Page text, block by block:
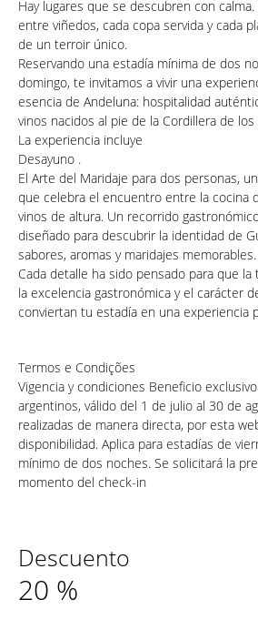
Hay lugares que se descubren con
entre viñedos, cada copa servida y cada
de un terroir único.
Reservando una estadía mínima de dos
domingo, te invitamos a vivir una
esencia de Andeluna: hospitalidad
vinos nacidos al pie de la Cordillera de los
La experiencia incluye
Desayuno .
El Arte del Maridaje para dos personas,
que celebra el encuentro entre la cocina
vinos de altura. Un recorrido
diseñado para descubrir la identidad de
sabores, aromas y maridajes memorables.
Cada detalle ha sido pensado para que la
la excelencia gastronómica y el carácter
conviertan tu estadía en una experiencia
Termos e Condições
Vigencia y condiciones Beneficio
argentinos, válido del 1 de julio al 30 de
realizadas de manera directa, por esta
disponibilidad. Aplica para estadías de
mínimo de dos noches. Se solicitará la
momento del check-in
Descuento
20 %